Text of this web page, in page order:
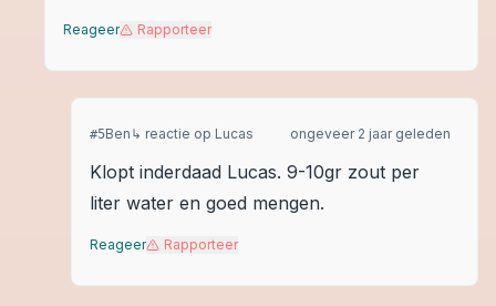
Reageer Rapporteer
#5Ben ↳ reactie op Lucas ongeveer 2 jaar geleden
Klopt inderdaad Lucas. 9-10gr zout per
liter water en goed mengen.
Reageer Rapporteer